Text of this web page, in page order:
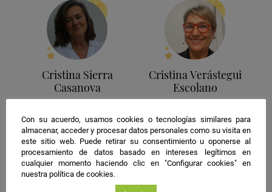
Cristina Sierra
Casanova
Ver perfil
Cristina Verástegui
Escolano
Ver perfil
Con su acuerdo, usamos cookies o tecnologías similares para
almacenar, acceder y procesar datos personales como su visita en
este sitio web. Puede retirar su consentimiento u oponerse al
procesamiento de datos basado en intereses legítimos en
cualquier momento haciendo clic en "Configurar cookies" en
nuestra política de cookies.